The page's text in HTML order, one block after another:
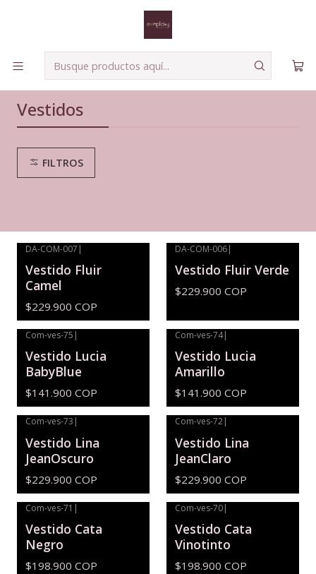
Vestidos
FILTROS
DA-COM-007 |
Vestido Fluir
Camel
$229.900 COP
DA-COM-006|
Vestido Fluir Verde
$229.900 COP
Com-ves-75 |
Vestido Lucia
BabyBlue
$141.900 COP
Com-ves-74|
Vestido Lucia
Amarillo
$141.900 COP
Com-ves-73 |
Vestido Lina
JeanOscuro
$229.900 COP
Com-ves-72|
Vestido Lina
JeanClaro
$229.900 COP
Com-ves-71 |
Vestido Cata
Negro
$198.900 COP
Com-ves-70|
Vestido Cata
Vinotinto
$198.900 COP